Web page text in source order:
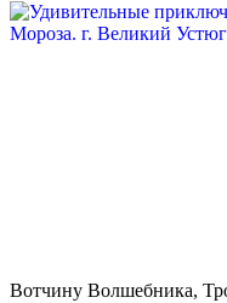
Вотчину Волшебника,